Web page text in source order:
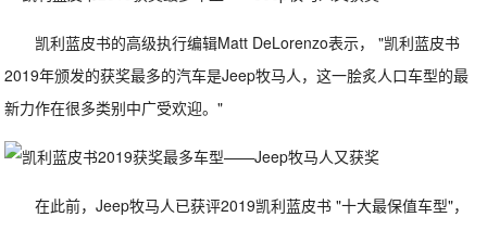
凯利蓝皮书的高级执行编辑Matt DeLorenzo表示， "凯利蓝皮书
2019年颁发的获奖最多的汽车是Jeep牧马人，这一脍炙人口车型的最
新力作在很多类别中广受欢迎。"
在此前，Jeep牧马人已获评2019凯利蓝皮书 "十大最保值车型"，